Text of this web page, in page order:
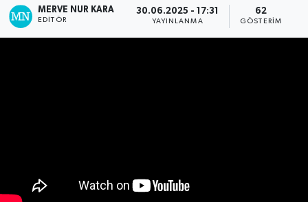
MERVE NUR KARA
EDITÖR
30.06.2025 - 17:31
YAYINLANMA
62
GÖSTERIM
Yemek
Haber Arşivi